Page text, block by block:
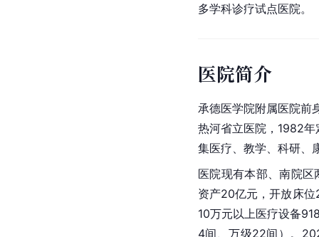
多学科诊疗试点医院。
医院简介
承德医学院附属医院前
热河省立医院，1982
集医疗、教学、科研、
医院现有本部、南院
资产20亿元，开放床
10万元以上医疗设备
4间、万级22间）。